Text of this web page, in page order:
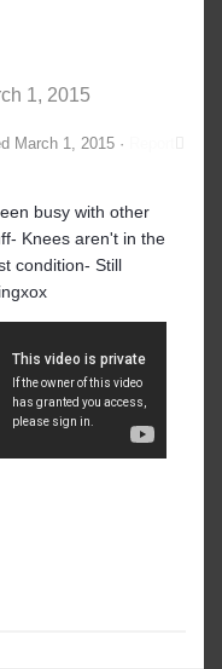
1, 2015
March 1, 2015 ·
busy with other
Knees aren't in the
condition- Still